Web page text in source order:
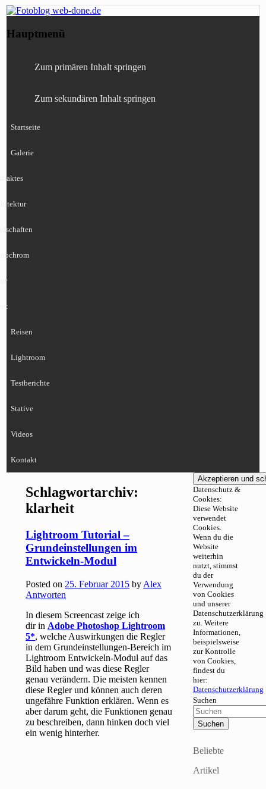
Fotoblog web-done.de
Canon, Nikon, Sony
Hauptmenü
Zum primären Inhalt springen
Zum sekundären Inhalt springen
Startseite
Galerie
Reisen
Lightroom
Testberichte
Stative
Videos
Kontakt
Schlagwortarchiv:
klarheit
Lightroom Tutorial –
Grundeinstellungen im
Entwickeln-Modul
Posted on 25. Februar 2015 by Alex
Antworten
In diesem Screencast zeige ich
dir in Adobe Photoshop Lightroom
5 , welche Auswirkungen die Regler
in dem Grundeinstellungen-Bereich im
Lightroom Entwickeln-Modul auf das
Bild haben und was diese Regler
genau verändern. Die meisten kennen
diese Regler und können auch deren
ungefähre Funktion erklären. Wenn es
aber darum geht, die Funktionen genau
zu beschreiben, dann hinken doch viel
ein wenig hinterher.
Datenschutz &
Cookies:
Diese Website
verwendet
Cookies.
Wenn du die
Website
weiterhin
nutzt, stimmst
du der
Verwendung
von Cookies
und unserer
Datenschutzerklärung
zu. Weitere
Informationen,
beispielsweise
zur Kontrolle
von Cookies,
findest du
hier:
Datenschutzerklärung
Suchen
Beliebte
Artikel